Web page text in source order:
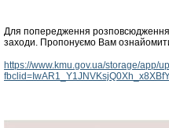
Для попередження розповсюдження
заходи. Пропонуємо Вам
https://www.kmu.gov.ua/storage/